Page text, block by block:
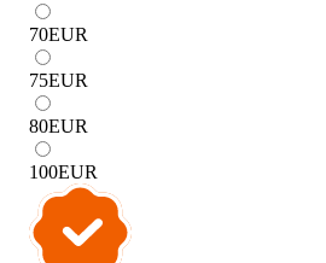
70EUR
75EUR
80EUR
100EUR